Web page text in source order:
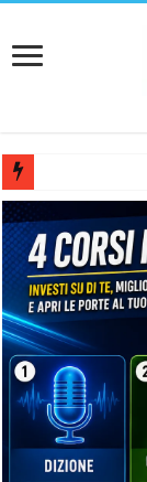
Casting aperti per
Casting attore per
Casting per
Casting per nuovo
Ricerca tastierista